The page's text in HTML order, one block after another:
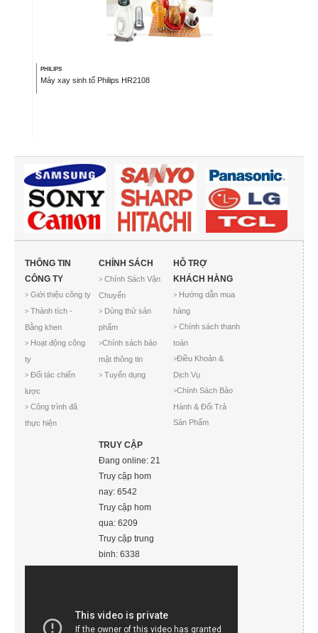
PHILIPS
Máy xay sinh tố Philips HR2108
THÔNG TIN
CÔNG TY
> Giới thiệu công ty
> Thành tích -
Bằng khen
> Hoạt động công
ty
> Đối tác chiến
lược
> Công trình đã
thực hiện
CHÍNH SÁCH
> Chính Sách Vận
Chuyển
> Dùng thử sản
phẩm
>Chính sách bảo
mật thông tin
> Tuyển dụng
HỖ TRỢ
KHÁCH HÀNG
>Hướng dẫn mua
hàng
>Chính sách thanh
toán
>Điều Khoản &
Dịch Vụ
>Chính Sách Bảo
Hành & Đổi Trả
Sản Phẩm
TRUY CẬP
Đang online: 21
Truy cập hom
nay: 6542
Truy cập hom
qua: 6209
Truy cập trung
binh: 6338